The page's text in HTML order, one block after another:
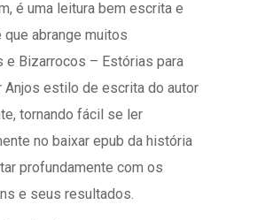
é uma leitura bem escrita e
que abrange muitos
e Bizarrocos – Estórias para
Anjos estilo de escrita do autor
tornando fácil se ler
no baixar epub da história
profundamente com os
e seus resultados.